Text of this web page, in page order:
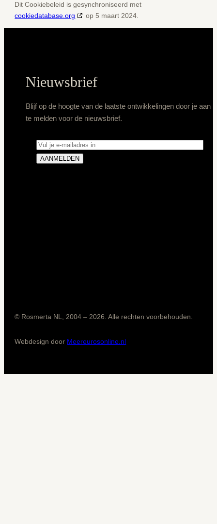
Dit Cookiebeleid is gesynchroniseerd met
cookiedatabase.org
op 5 maart 2024.
Nieuwsbrief
Blijf op de hoogte van de laatste ontwikkelingen door je aan
te melden voor de nieuwsbrief.
© Rosmerta NL, 2004 – 2026. Alle rechten voorbehouden.
Webdesign door Meereurosonline.nl